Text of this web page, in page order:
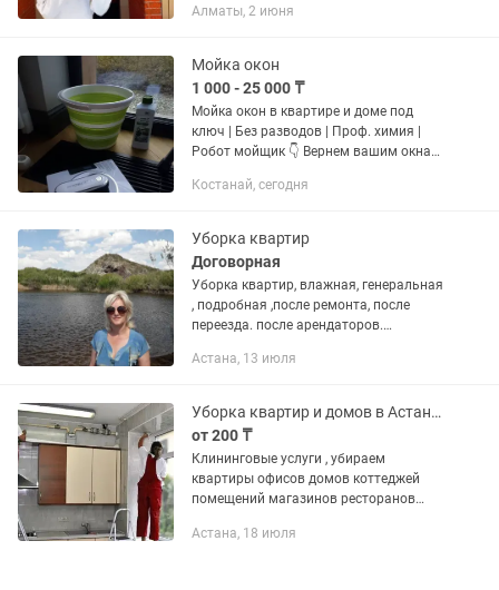
уборку: •влажная и сухая уборка полов
Алматы, 2 июня
Мойка окон
1 000 - 25 000 ₸
Мойка окон в квартире и доме под
ключ | Без разводов | Проф. химия |
Робот мойщик 👇 Вернем вашим окнам
развода. Приеду сегодня/завтра после
Костанай, сегодня
Уборка квартир
Договорная
Уборка квартир, влажная, генеральная
, подробная ,после ремонта, после
переезда. после арендаторов.
моющие,тряпочки новые Уборкой
(удаление...
Астана, 13 июля
Уборка квартир и домов в Астане / Клининговые услуги
от 200 ₸
Клининговые услуги , убираем
квартиры офисов домов коттеджей
помещений магазинов ресторанов
сфере клининга Уберем любые
Астана, 18 июля